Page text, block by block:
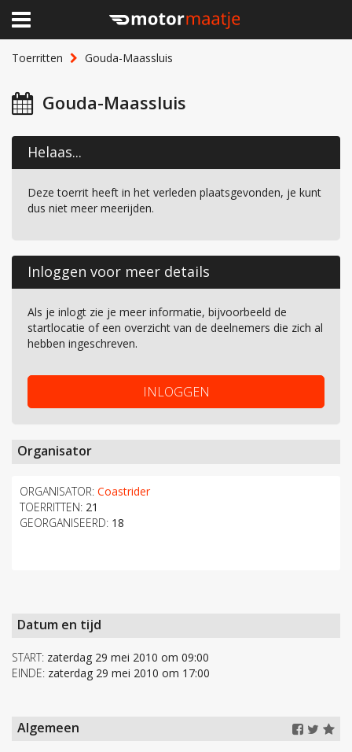
Toerritten Gouda-Maassluis
Gouda-Maassluis
Helaas...
Deze toerrit heeft in het verleden plaatsgevonden, je kunt
dus niet meer meerijden.
Inloggen voor meer details
Als je inlogt zie je meer informatie, bijvoorbeeld de
startlocatie of een overzicht van de deelnemers die zich al
hebben ingeschreven.
INLOGGEN
Organisator
ORGANISATOR: Coastrider
TOERRITTEN: 21
GEORGANISEERD: 18
Datum en tijd
START: zaterdag 29 mei 2010 om 09:00
EINDE: zaterdag 29 mei 2010 om 17:00
Algemeen
×
Home
Clubhuis
Lid worden
Over Motormaatje